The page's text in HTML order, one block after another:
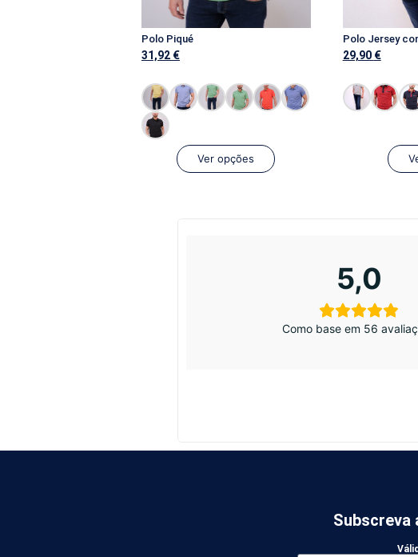
Polo Piqué
31,92 €
Ver opções
29,90 €
5,0
Como base em 56
Subscreva